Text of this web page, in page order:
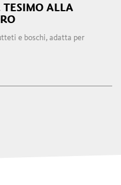
TESIMO ALLA
e boschi, adatta per